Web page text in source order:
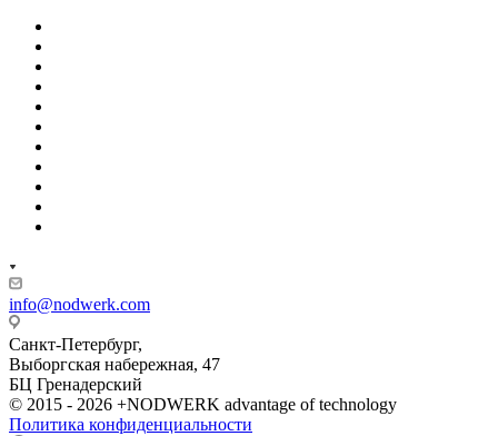
info@nodwerk.com
Санкт-Петербург,
Выборгская набережная, 47
БЦ Гренадерский
© 2015 - 2026 +NODWERK advantage of technology
Политика конфиденциальности